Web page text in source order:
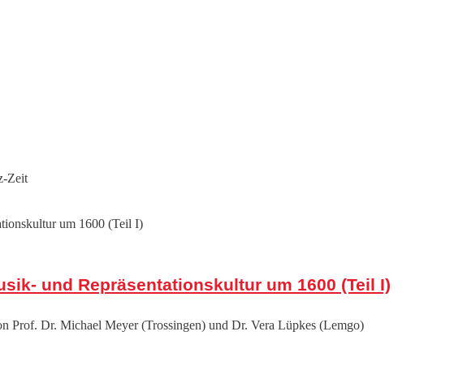
Zeit
und Repräsentationskultur um 1600 (Teil I)
Prof. Dr. Michael Meyer (Trossingen) und Dr. Vera Lüpkes (Lemgo)